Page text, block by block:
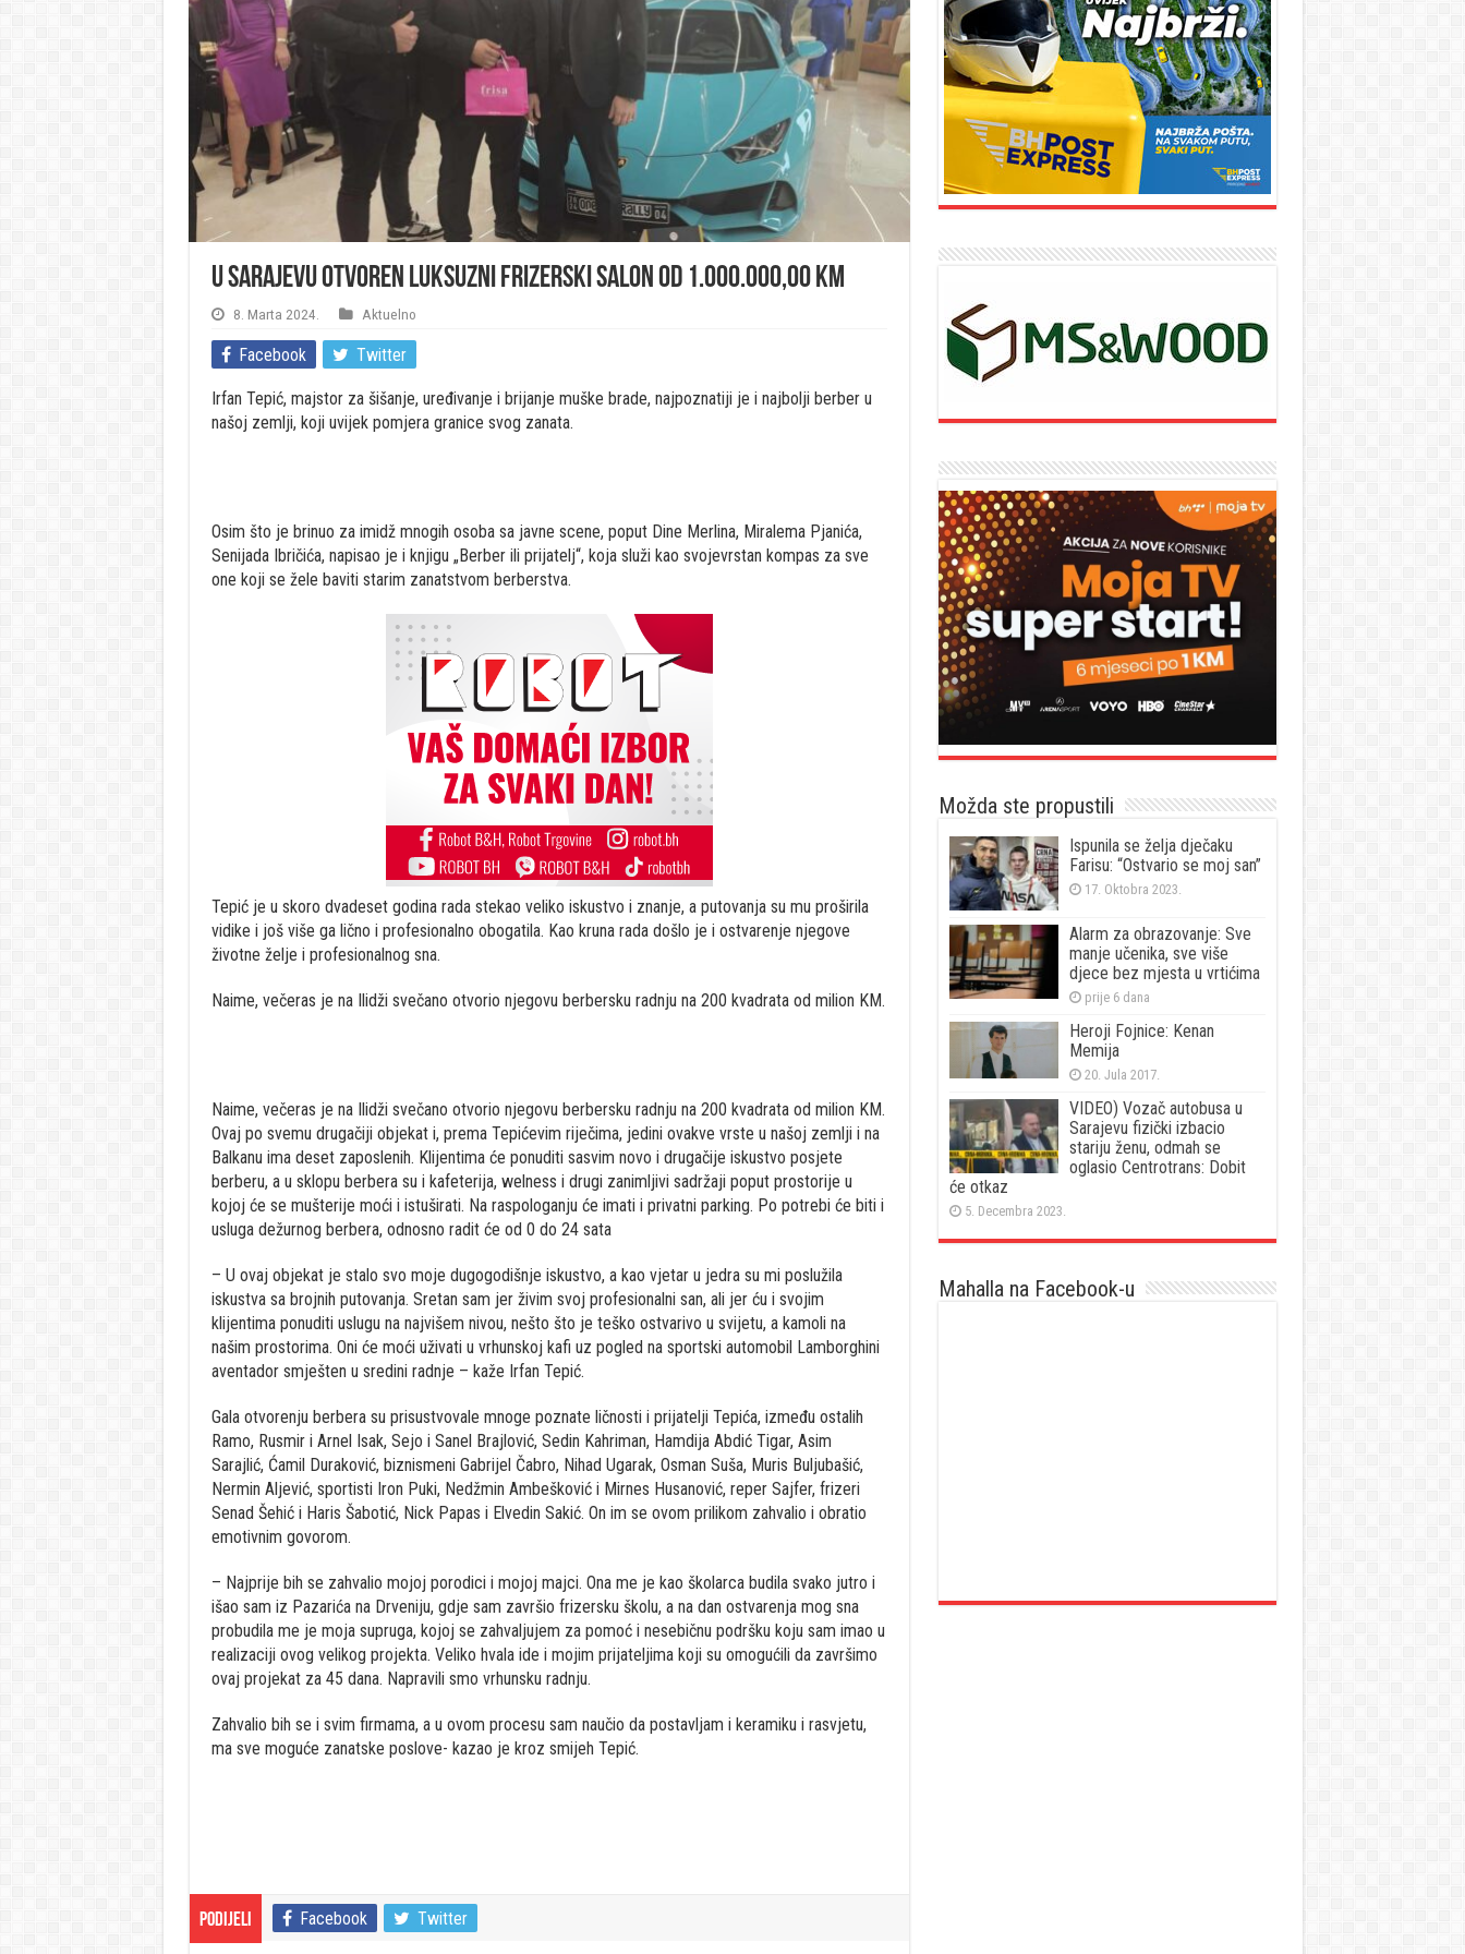
U Sarajevu otvoren luksuzni frizerski salon od 1.000.000,00 KM
8. Marta 2024. Aktuelno
Facebook Twitter
Irfan Tepić, majstor za šišanje, uređivanje i brijanje muške brade, najpoznatiji je i najbolji berber u
našoj zemlji, koji uvijek pomjera granice svog zanata.
Osim što je brinuo za imidž mnogih osoba sa javne scene, poput Dine Merlina, Miralema Pjanića,
Senijada Ibričića, napisao je i knjigu „Berber ili prijatelj“, koja služi kao svojevrstan kompas za sve
one koji se žele baviti starim zanatstvom berberstva.
Tepić je u skoro dvadeset godina rada stekao veliko iskustvo i znanje, a putovanja su mu proširila
vidike i još više ga lično i profesionalno obogatila. Kao kruna rada došlo je i ostvarenje njegove
životne želje i profesionalnog sna.
Naime, večeras je na Ilidži svečano otvorio njegovu berbersku radnju na 200 kvadrata od milion KM.
Naime, večeras je na Ilidži svečano otvorio njegovu berbersku radnju na 200 kvadrata od milion KM.
Ovaj po svemu drugačiji objekat i, prema Tepićevim riječima, jedini ovakve vrste u našoj zemlji i na
Balkanu ima deset zaposlenih. Klijentima će ponuditi sasvim novo i drugačije iskustvo posjete
berberu, a u sklopu berbera su i kafeterija, welness i drugi zanimljivi sadržaji poput prostorije u
kojoj će se mušterije moći i istuširati. Na raspologanju će imati i privatni parking. Po potrebi će biti i
usluga dežurnog berbera, odnosno radit će od 0 do 24 sata
– U ovaj objekat je stalo svo moje dugogodišnje iskustvo, a kao vjetar u jedra su mi poslužila
iskustva sa brojnih putovanja. Sretan sam jer živim svoj profesionalni san, ali jer ću i svojim
klijentima ponuditi uslugu na najvišem nivou, nešto što je teško ostvarivo u svijetu, a kamoli na
našim prostorima. Oni će moći uživati u vrhunskoj kafi uz pogled na sportski automobil Lamborghini
aventador smješten u sredini radnje – kaže Irfan Tepić.
Gala otvorenju berbera su prisustvovale mnoge poznate ličnosti i prijatelji Tepića, između ostalih
Ramo, Rusmir i Arnel Isak, Sejo i Sanel Brajlović, Sedin Kahriman, Hamdija Abdić Tigar, Asim
Sarajlić, Ćamil Duraković, biznismeni Gabrijel Čabro, Nihad Ugarak, Osman Suša, Muris Buljubašić,
Nermin Aljević, sportisti Iron Puki, Nedžmin Ambešković i Mirnes Husanović, reper Sajfer, frizeri
Senad Šehić i Haris Šabotić, Nick Papas i Elvedin Sakić. On im se ovom prilikom zahvalio i obratio
emotivnim govorom.
– Najprije bih se zahvalio mojoj porodici i mojoj majci. Ona me je kao školarca budila svako jutro i
išao sam iz Pazarića na Drveniju, gdje sam završio frizersku školu, a na dan ostvarenja mog sna
probudila me je moja supruga, kojoj se zahvaljujem za pomoć i nesebičnu podršku koju sam imao u
realizaciji ovog velikog projekta. Veliko hvala ide i mojim prijateljima koji su omogućili da završimo
ovaj projekat za 45 dana. Napravili smo vrhunsku radnju.
Zahvalio bih se i svim firmama, a u ovom procesu sam naučio da postavljam i keramiku i rasvjetu,
ma sve moguće zanatske poslove- kazao je kroz smijeh Tepić.
Podijeli Facebook Twitter
Možda ste propustili
Ispunila se želja dječaku
Farisu: “Ostvario se moj san”
17. Oktobra 2023.
Alarm za obrazovanje: Sve
manje učenika, sve više
djece bez mjesta u vrtićima
prije 6 dana
Heroji Fojnice: Kenan
Memija
20. Jula 2017.
VIDEO) Vozač autobusa u
Sarajevu fizički izbacio
stariju ženu, odmah se
oglasio Centrotrans: Dobit
će otkaz
5. Decembra 2023.
Mahalla na Facebook-u